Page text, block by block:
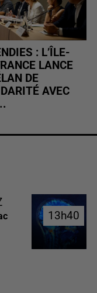
: L’ÎLE-
LANCE
DE
AVEC
13h40
13h40